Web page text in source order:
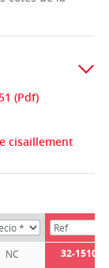
(Pdf)
cisaillement
NC 32-1510-